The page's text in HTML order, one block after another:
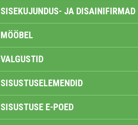
SISEKUJUNDUS- JA DISAINIFIRMAD
MÖÖBEL
VALGUSTID
SISUSTUSELEMENDID
SISUSTUSE E-POED